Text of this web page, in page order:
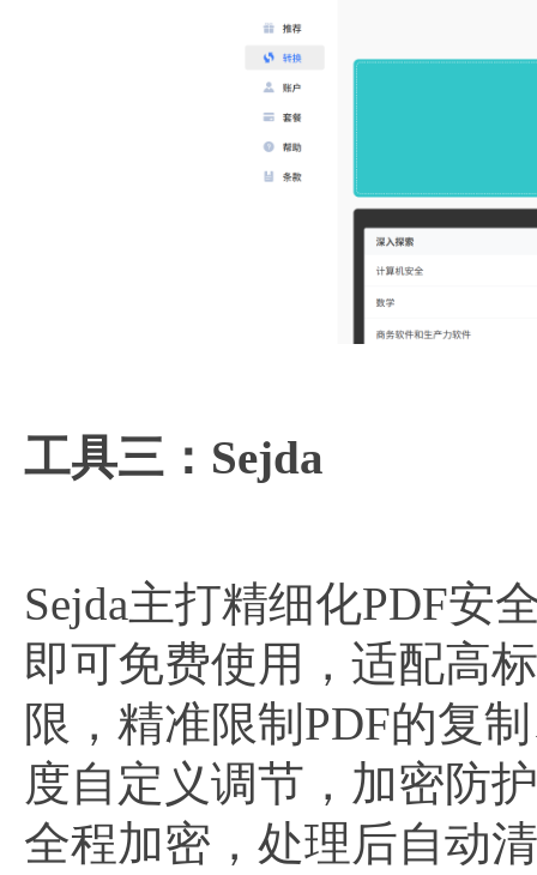
工具三：Sejda
Sejda主打精细化PDF安
即可免费使用，适配高
限，精准限制PDF的复
度自定义调节，加密防
全程加密，处理后自动